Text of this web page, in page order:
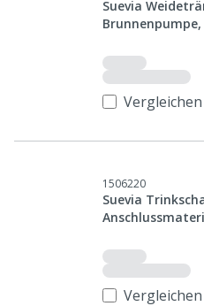
Suevia
Vergleichen
1506220
Suevia
Vergleichen